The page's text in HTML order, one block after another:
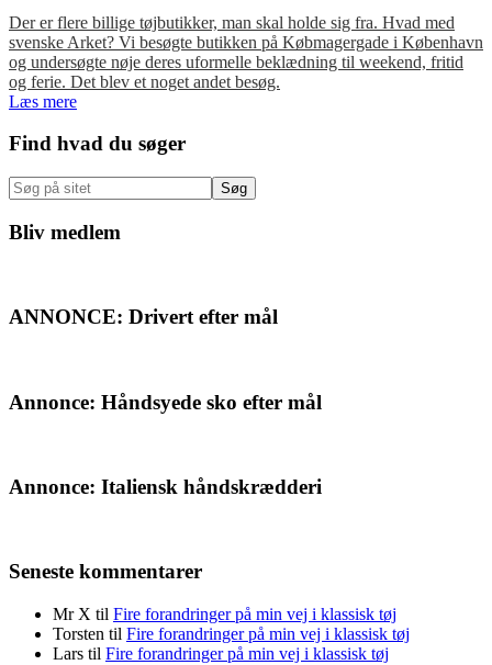
Der er flere billige tøjbutikker, man skal holde sig fra. Hvad med
svenske Arket? Vi besøgte butikken på Købmagergade i København
og undersøgte nøje deres uformelle beklædning til weekend, fritid
og ferie. Det blev et noget andet besøg.
Læs mere
Primær
Sidebar
Find hvad du søger
Søg
på
sitet
Bliv medlem
ANNONCE: Drivert efter mål
Annonce: Håndsyede sko efter mål
Annonce: Italiensk håndskrædderi
Seneste kommentarer
Mr X til Fire forandringer på min vej i klassisk tøj
Torsten til Fire forandringer på min vej i klassisk tøj
Lars til Fire forandringer på min vej i klassisk tøj